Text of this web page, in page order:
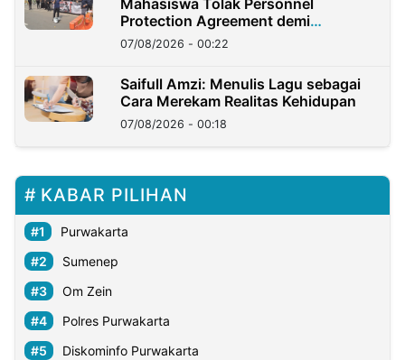
Mahasiswa Tolak Personnel
Protection Agreement demi
Kedaulatan Negara
07/08/2026 - 00:22
Saifull Amzi: Menulis Lagu sebagai
Cara Merekam Realitas Kehidupan
07/08/2026 - 00:18
KABAR PILIHAN
Purwakarta
Sumenep
Om Zein
Polres Purwakarta
Diskominfo Purwakarta